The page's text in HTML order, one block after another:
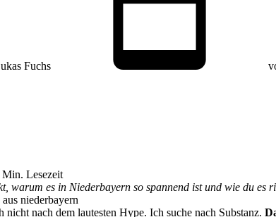
Fuchs
Min. Lesezeit
warum es in Niederbayern so spannend ist und wie du
niederbayern
nach dem lautesten Hype. Ich suche nach Substanz.